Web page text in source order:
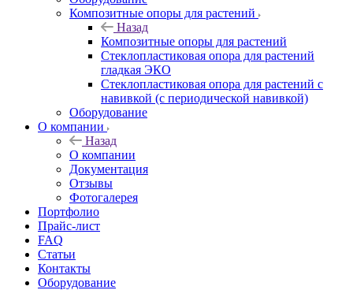
Композитные опоры для растений
Назад
Композитные опоры для растений
Стеклопластиковая опора для растений
гладкая ЭКО
Стеклопластиковая опора для растений с
навивкой (с периодической навивкой)
Оборудование
О компании
Назад
О компании
Документация
Отзывы
Фотогалерея
Портфолио
Прайс-лист
FAQ
Статьи
Контакты
Оборудование